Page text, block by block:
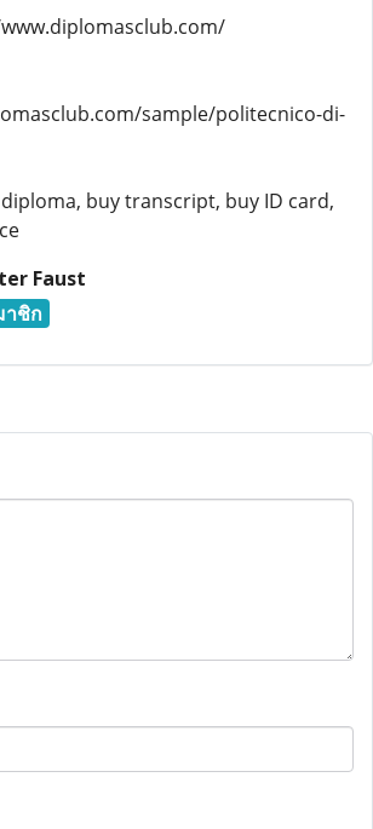
sample/politecnico-di-
buy transcript, buy ID card,
Faust
าชิก